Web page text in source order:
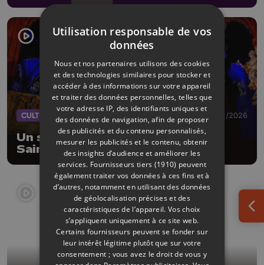
CULTURE 13/02/2026
Un secret se cache dans l'Église
Saint-Jacques
Utilisation responsable de vos
données
Nous et nos partenaires utilisons des cookies
et des technologies similaires pour stocker et
accéder à des informations sur votre appareil
et traiter des données personnelles, telles que
votre adresse IP, des identifiants uniques et
des données de navigation, afin de proposer
des publicités et du contenu personnalisés,
mesurer les publicités et le contenu, obtenir
des insights d’audience et améliorer les
services. Fournisseurs tiers (1910) peuvent
également traiter vos données à ces fins et à
d’autres, notamment en utilisant des données
de géolocalisation précises et des
caractéristiques de l’appareil. Vos choix
s’appliquent uniquement à ce site web.
Certains fournisseurs peuvent se fonder sur
leur intérêt légitime plutôt que sur votre
consentement ; vous avez le droit de vous y